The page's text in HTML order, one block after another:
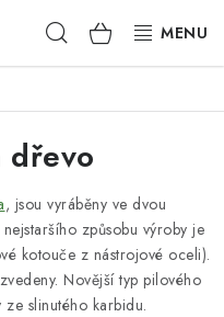
Hledat NÁKUPNÍ
KOŠÍK
dřevo
, jsou vyráběny ve dvou
způsobu výroby je
kotouče z nástrojové oceli).
Novější typ pilového
slinutého karbidu.